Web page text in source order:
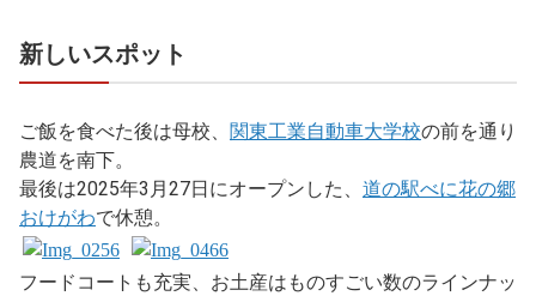
新しいスポット
ご飯を食べた後は母校、 関東工業自動車大学校の前を通り
農道を南下。
最後は2025年3月27日にオープンした、 道の駅べに花の郷
おけがわで休憩。
フードコートも充実、お土産はものすごい数のラインナッ